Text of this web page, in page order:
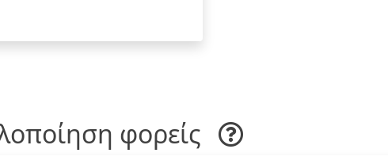
φορείς